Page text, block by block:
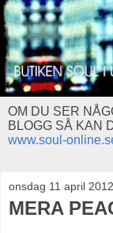
OM DU SER
BLOGG SÅ KAN
www.soul-
onsdag 11 april 2012
MERA